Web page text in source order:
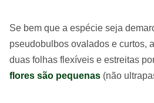
Se bem que a espécie seja
pseudobulbos ovalados e curtos,
duas folhas flexíveis e estreitas
flores são pequenas (não